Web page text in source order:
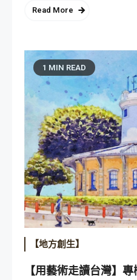
Read More
1 MIN READ
【地方創生】
【用藝術走讀台灣】